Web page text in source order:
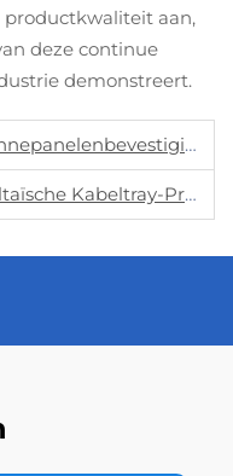
aan,
deze continue
demonstreert.
In Hernieuwbare Energieprojecten
Project Succesvol Afgerond?